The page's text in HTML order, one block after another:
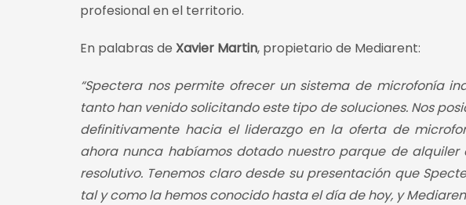
profesional en el territorio.
En palabras de Xavier Martin, propietario de Mediarent:
“Spectera nos permite ofrecer un sistema de microfonía
tanto han venido solicitando este tipo de soluciones. Nos
definitivamente hacia el liderazgo en la oferta de
ahora nunca habíamos dotado nuestro parque de
resolutivo. Tenemos claro desde su presentación que
tal y como la hemos conocido hasta el día de hoy, y